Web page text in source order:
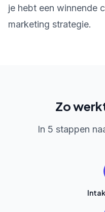
je hebt een winnende
marketing strategie.
Zo
In 5 stappen